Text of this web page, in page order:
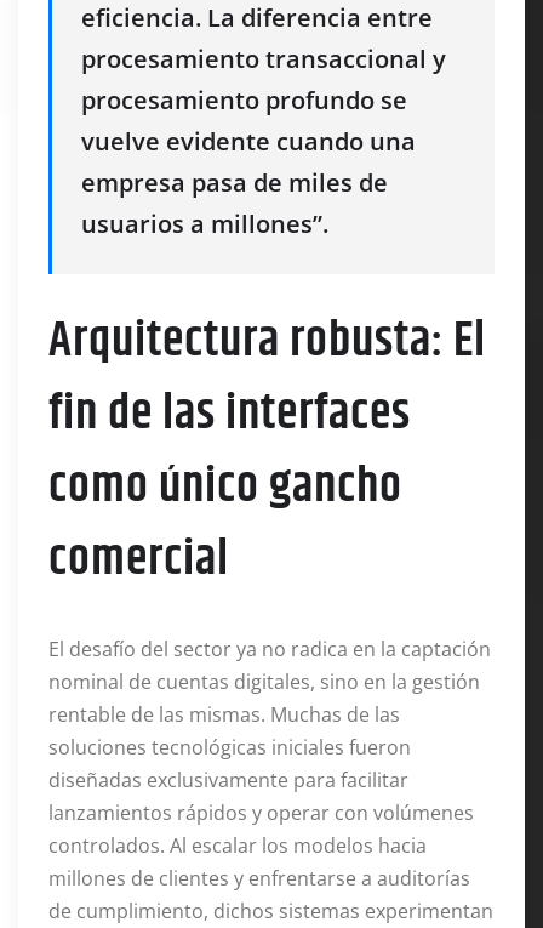
eficiencia. La diferencia entre
procesamiento transaccional y
procesamiento profundo se
vuelve evidente cuando una
empresa pasa de miles de
usuarios a millones”.
Arquitectura robusta: El
fin de las interfaces
como único gancho
comercial
El desafío del sector ya no radica en la captación
nominal de cuentas digitales, sino en la gestión
rentable de las mismas. Muchas de las
soluciones tecnológicas iniciales fueron
diseñadas exclusivamente para facilitar
lanzamientos rápidos y operar con volúmenes
controlados. Al escalar los modelos hacia
millones de clientes y enfrentarse a auditorías
de cumplimiento, dichos sistemas experimentan